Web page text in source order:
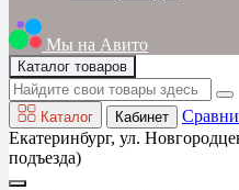
Мы на Авито
Каталог товаров
Каталог Кабинет
Екатеринбург, ул.
подъезда)